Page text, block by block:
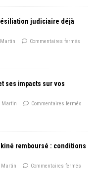
judiciaire déjà
Commentaires fermés
ses impacts sur vos
Martin Commentaires fermés
remboursé : conditions
Martin Commentaires fermés